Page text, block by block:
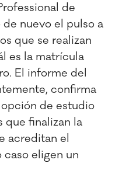
de
de nuevo el pulso a
que se realizan
es la matrícula
El informe del
confirma
de estudio
que finalizan la
acreditan el
eligen un